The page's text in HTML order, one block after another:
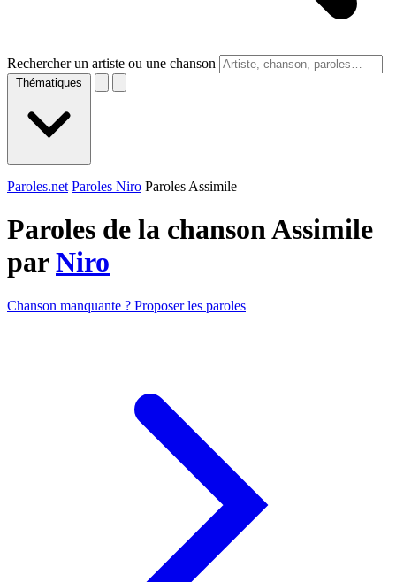
Rechercher un artiste ou une chanson
Thématiques
Paroles.net Paroles Niro Paroles Assimile
Paroles de la chanson Assimile
parNiro
Chanson manquante ? Proposer les paroles